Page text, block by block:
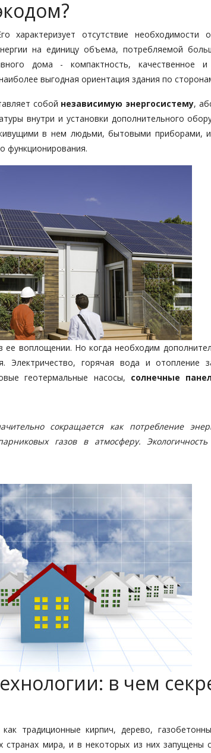
характеризует отсутствие необходимости
на единицу объема, потребляемой
дома - компактность, качественное
выгодная ориентация здания по
собой независимую энергосистему,
внутри и установки дополнительного
в нем людьми, бытовыми приборами, и
функционирования.
ее воплощении. Но когда необходим
Электричество, горячая вода и отопление
геотермальные насосы, солнечные
сокращается как потребление
газов в атмосферу.
в чем
традиционные кирпич, дерево,
странах мира, и в некоторых из них запущены